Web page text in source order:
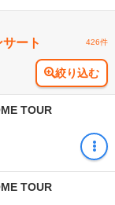
ート 426件
絞り込む
TOUR
TOUR